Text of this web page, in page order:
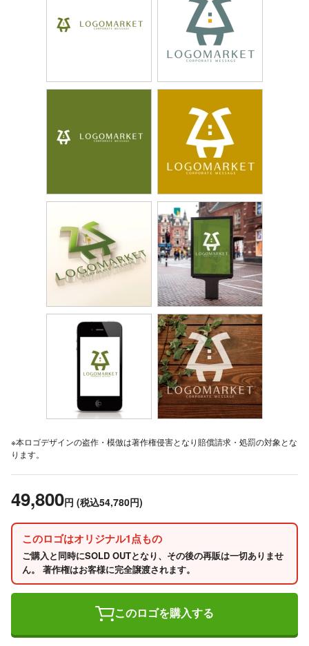
※本ロゴデザインの盗作・模倣は著作権侵害となり賠償請求・処罰の対象とな
ります。
49,800円 (税込54,780円)
このロゴはオリジナル1点もの
ご購入と同時にSOLD OUTとなり、その後の再販は一切ありませ
ん。 著作権はお客様に完全譲渡されます。
このロゴを購入する